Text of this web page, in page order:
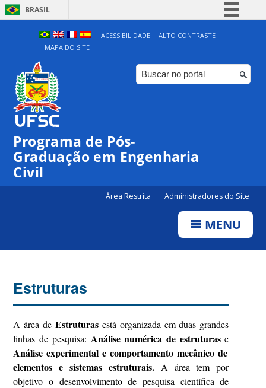
BRASIL
Simplifique!
Comunica BR
Participe
ACESSIBILIDADE
ALTO CONTRASTE
MAPA DO SITE
Programa de Pós-
Graduação em Engenharia
Civil
Área Restrita Administradores do Site
MENU
Estruturas
A área de Estruturasestá organizada em duas grandes
linhas de pesquisa: Análise numérica de estruturase
Análise experimental e comportamento mecânico de
elementos e sistemas estruturais.A área tem por
objetivo o desenvolvimento de pesquisa científica de